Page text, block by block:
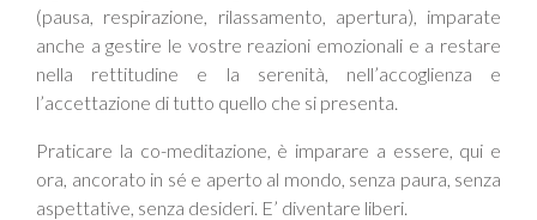
(pausa, respirazione, rilassamento, apertura), imparate
anche a gestire le vostre reazioni emozionali e a restare
nella rettitudine e la serenità, nell’accoglienza e
l’accettazione di tutto quello che si presenta.
Praticare la co-meditazione, è imparare a essere, qui e
ora, ancorato in sé e aperto al mondo, senza paura, senza
aspettative, senza desideri. E’ diventare liberi.